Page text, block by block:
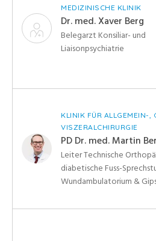
MEDIZINISCHE KLINIK
Dr. med. Xaver Berg
Belegarzt Konsiliar- und
Liaisonpsychiatrie
KLINIK FÜR ALLGEMEIN-,
VISZERALCHIRURGIE
PD Dr. med. Martin
Leiter Technische
diabetische Fuss-
Wundambulatorium &